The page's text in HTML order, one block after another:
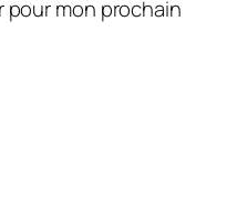
mon prochain